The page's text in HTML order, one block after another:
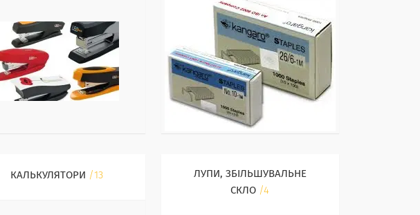
КАЛЬКУЛЯТОРИ 13
ЛУПИ, ЗБІЛЬШУВАЛЬНЕ
СКЛО
4